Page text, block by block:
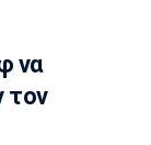
το
να
τον